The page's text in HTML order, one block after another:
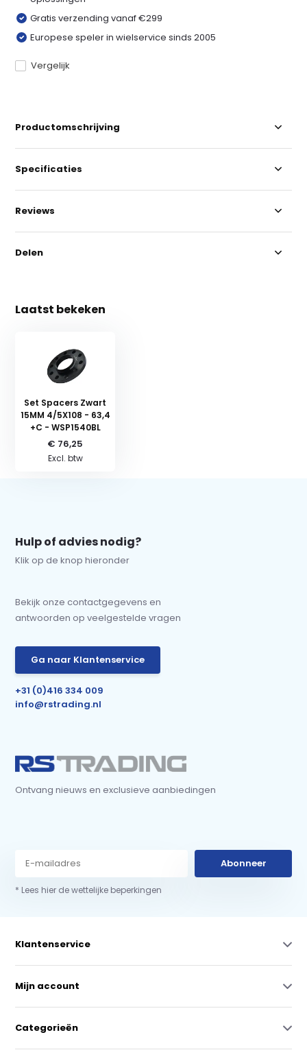
Gratis verzending vanaf €299
Europese speler in wielservice sinds 2005
Vergelijk
Productomschrijving
Specificaties
Reviews
Delen
Laatst bekeken
Set Spacers Zwart
15MM 4/5X108 - 63,4
+C - WSP1540BL
€ 76,25
Excl. btw
Hulp of advies nodig?
Klik op de knop hieronder
Bekijk onze contactgegevens en
antwoorden op veelgestelde vragen
Ga naar Klantenservice
+31 (0)416 334 009
info@rstrading.nl
Ontvang nieuws en exclusieve aanbiedingen
Abonneer
* Lees hier de wettelijke beperkingen
Klantenservice
Mijn account
Categorieën